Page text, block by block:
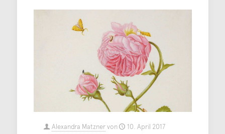
Alexandra Matznervon 10. April 2017